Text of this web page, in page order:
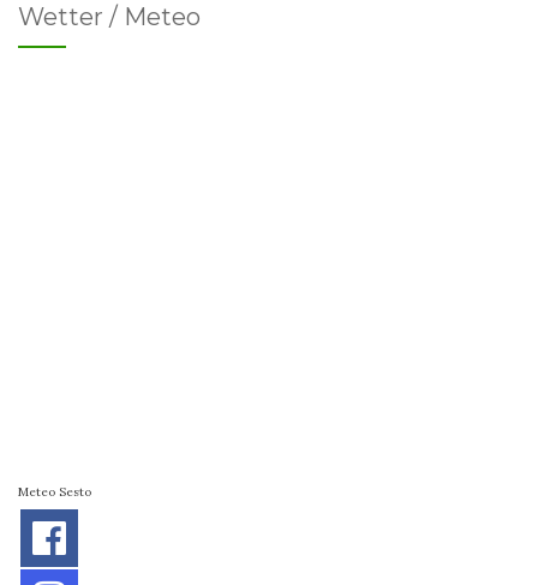
Wetter / Meteo
Meteo Sesto